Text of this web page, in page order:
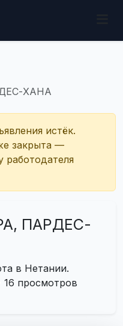
ХАНА
истёк.
закрыта —
работодателя
ПАРДЕС-
в Нетании.
16 просмотров